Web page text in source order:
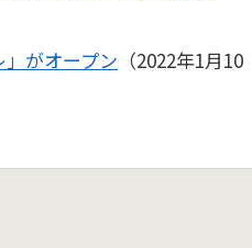
がオープン （2022年1月10